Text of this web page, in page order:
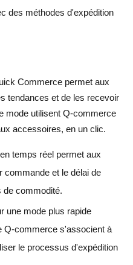
des méthodes d'expédition
Commerce permet aux
tendances et de les recevoir
mode utilisent Q-commerce
accessoires, en un clic.
temps réel permet aux
commande et le délai de
de commodité.
une mode plus rapide
Q-commerce s'associent à
le processus d'expédition